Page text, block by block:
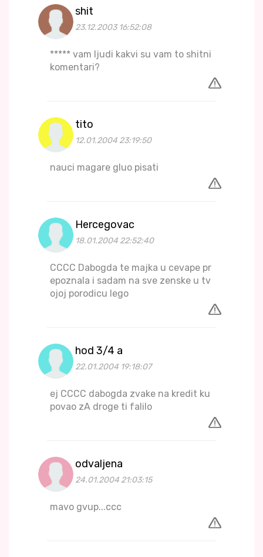
shit
23.12.2003 16:52:08
***** vam ljudi kakvi su vam to shitni
komentari?
tito
12.01.2004 23:19:50
nauci magare gluo pisati
Hercegovac
18.01.2004 22:52:40
CCCC Dabogda te majka u cevape pr
epoznala i sadam na sve zenske u tv
ojoj porodicu lego
hod 3/4 a
22.01.2004 19:18:07
ej CCCC dabogda zvake na kredit ku
povao zA droge ti falilo
odvaljena
24.01.2004 21:03:15
mavo gvup...ccc